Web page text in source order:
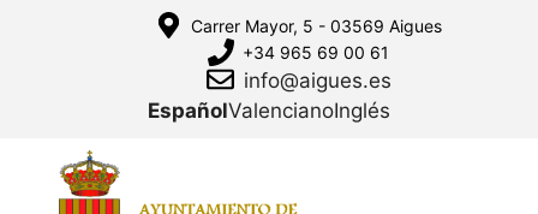
Carrer Mayor, 5 - 03569 Aigues
+34 965 69 00 61
info@aigues.es
EspañolValencianoInglés